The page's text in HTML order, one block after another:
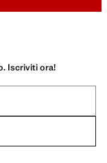
Iscriviti ora!